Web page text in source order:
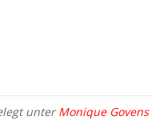
unterMonique Govens